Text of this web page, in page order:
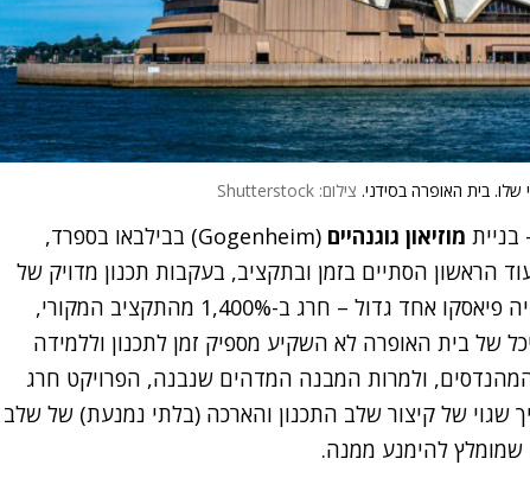
צילום: Shutterstock
בניית מוזיאון גוגנהיים
(Gogenheim) בבילבאו בספרד,
הראשון הסתיים בזמן ובתקציב, בעקבות תכנון מדויק של
, בית האופרה בסידני היה פיאסקו אחד גדול – חרג ב-1,400% מהתקציב המקורי,
של בית האופרה לא השקיע מספיק זמן לתכנון וללמידה
ולמרות המבנה המדהים שנבנה, הפרויקט חרג
שגוי של קיצור שלב התכנון והארכה (בלתי נמנעת) של שלב